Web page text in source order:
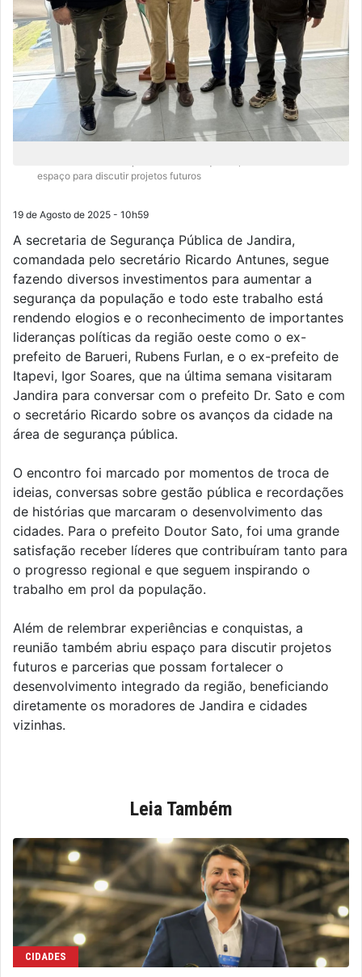
espaço para discutir projetos futuros
19 de Agosto de 2025 - 10h59
A secretaria de Segurança Pública de Jandira,
comandada pelo secretário Ricardo Antunes, segue
fazendo diversos investimentos para aumentar a
segurança da população e todo este trabalho está
rendendo elogios e o reconhecimento de importantes
lideranças políticas da região oeste como o ex-
prefeito de Barueri, Rubens Furlan, e o ex-prefeito de
Itapevi, Igor Soares, que na última semana visitaram
Jandira para conversar com o prefeito Dr. Sato e com
o secretário Ricardo sobre os avanços da cidade na
área de segurança pública.
O encontro foi marcado por momentos de troca de
ideias, conversas sobre gestão pública e recordações
de histórias que marcaram o desenvolvimento das
cidades. Para o prefeito Doutor Sato, foi uma grande
satisfação receber líderes que contribuíram tanto para
o progresso regional e que seguem inspirando o
trabalho em prol da população.
Além de relembrar experiências e conquistas, a
reunião também abriu espaço para discutir projetos
futuros e parcerias que possam fortalecer o
desenvolvimento integrado da região, beneficiando
diretamente os moradores de Jandira e cidades
vizinhas.
Leia Também
CIDADES